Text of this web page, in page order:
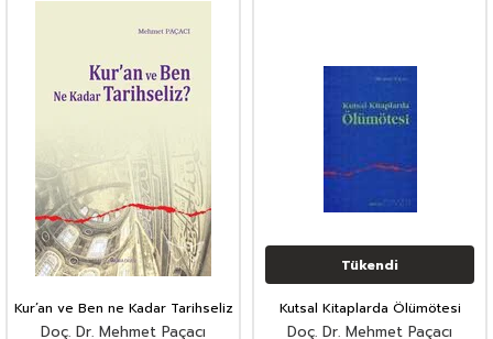
Kur’an ve Ben ne Kadar Tarihseliz
Doç. Dr. Mehmet Paçacı
Tükendi
Kutsal Kitaplarda Ölümötesi
Doç. Dr. Mehmet Paçacı